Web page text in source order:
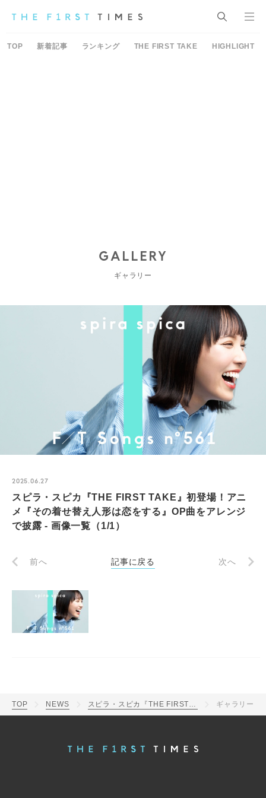
TOP 新着記事 ランキング THE FIRST TAKE HIGHLIGHT
GALLERY
ギャラリー
2025.06.27
スピラ・スピカ『THE FIRST TAKE』初登場！アニ
メ『その着せ替え人形は恋をする』OP曲をアレンジ
で披露 - 画像一覧（1/1）
前へ 記事に戻る 次へ
TOP NEWS スピラ・スピカ『THE FIRST TAKE』初登場！アニメ『その着せ替え人形は恋をする』OP曲をアレンジで披露 ギャラリー